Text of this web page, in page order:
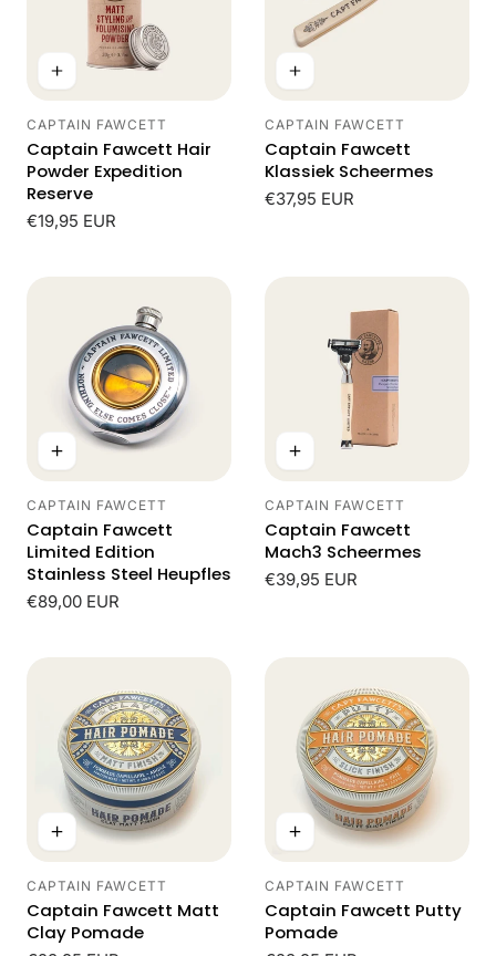
Leverancier:
CAPTAIN FAWCETT
Captain Fawcett Hair
Powder Expedition
Reserve
Normale
€19,95 EUR
Leverancier:
CAPTAIN FAWCETT
Captain Fawcett
Klassiek Scheermes
Normale
€37,95 EUR
Leverancier:
CAPTAIN FAWCETT
Captain Fawcett
Limited Edition
Stainless Steel Heupfles
Normale
€89,00 EUR
Leverancier:
CAPTAIN FAWCETT
Captain Fawcett
Mach3 Scheermes
Normale
€39,95 EUR
Leverancier:
CAPTAIN FAWCETT
Captain Fawcett Matt
Clay Pomade
Leverancier:
CAPTAIN FAWCETT
Captain Fawcett Putty
Pomade